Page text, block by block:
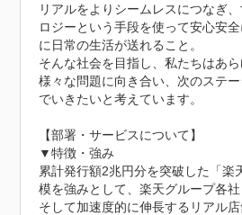
リアルをよりシームレスにつなぎ
ロジーという手段を使って安心安
に日常の生活が送れること。
そんな社会を目指し、私たちはあ
様々な問題に向き合い、次のステ
でいきたいと考えています。
【部署・サービスについて】
▼特徴・強み
累計発行額2兆円分を突破した「楽
模を強みとして、楽天グループ各社
そして加速度的に伸長するリアル